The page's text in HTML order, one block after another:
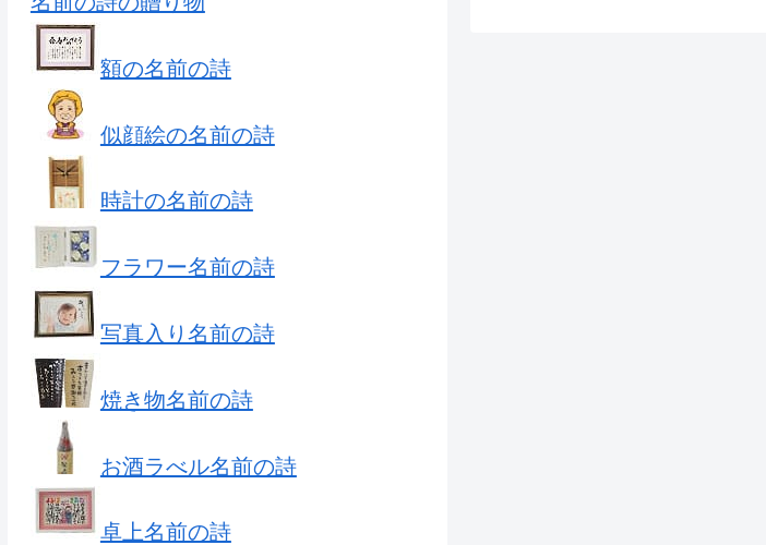
額の名前の詩
似顔絵の名前の詩
時計の名前の詩
フラワー名前の詩
写真入り名前の詩
焼き物名前の詩
お酒ラべル名前の詩
卓上名前の詩